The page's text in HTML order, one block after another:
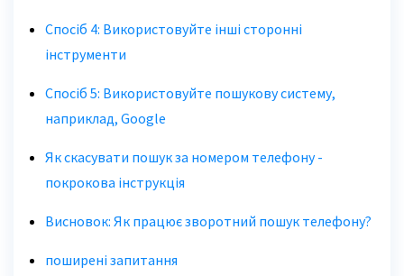
Спосіб 4: Використовуйте інші сторонні
інструменти
Спосіб 5: Використовуйте пошукову систему,
наприклад, Google
Як скасувати пошук за номером телефону -
покрокова інструкція
Висновок: Як працює зворотний пошук телефону?
поширені запитання